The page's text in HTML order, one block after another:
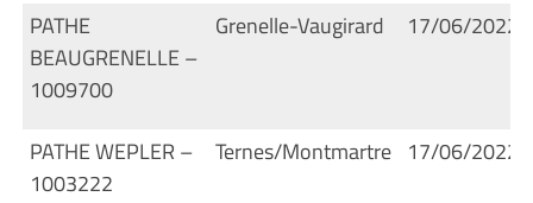
PATHE
BEAUGRENELLE –
1009700
Grenelle-Vaugirard 17/06/2022
PATHE WEPLER –
1003222
Ternes/Montmartre 17/06/2022